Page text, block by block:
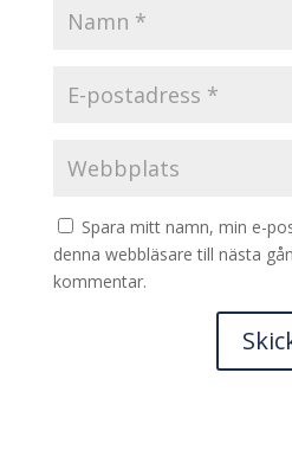
Spara mitt namn, min e-
denna webbläsare till nästa
kommentar.